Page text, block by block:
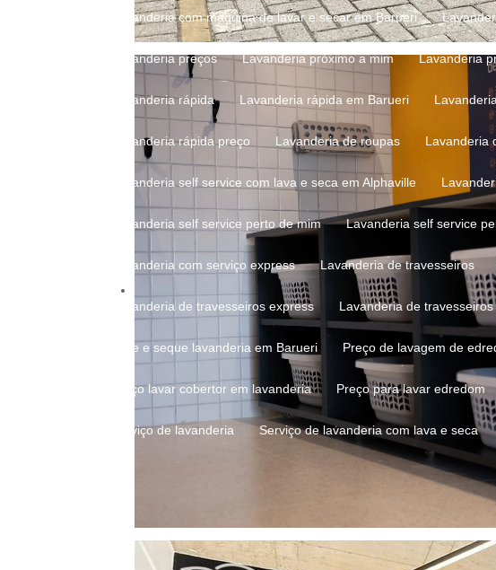
Lavanderia com máquina de lavar e secar em Barueri
Lavanderia preços Lavanderia próximo a mim Lavanderia
Lavanderia rápida Lavanderia rápida em Barueri
Lavanderia rápida preço Lavanderia de roupas
Lavanderia self service com lava e seca em Alphaville
Lavanderia self service perto de mim Lavanderia self service
Lavanderia com serviço express Lavanderia de travesseiros
Lavanderia de travesseiros express Lavanderia de
Lave e seque lavanderia em Barueri Preço de lavagem de
Preço lavar cobertor em lavanderia Preço para lavar edredom
Serviço de lavanderia Serviço de lavanderia com lava e seca